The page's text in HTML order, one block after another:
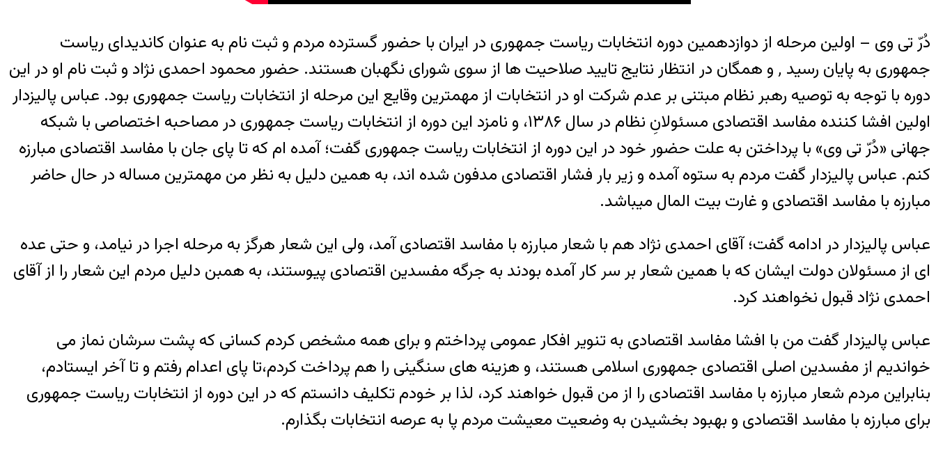
دُرّ تی وی – اولین مرحله از دوازدهمین دوره انتخابات ریاست جمهوری در ایران با حضور گسترده مردم و ثبت نام به عنوان کاندیدای ریاست
جمهوری به پایان رسید ٬ و همگان در انتظار نتایج تایید صلاحیت ها از سوی شورای نگهبان هستند. حضور محمود احمدی نژاد و ثبت نام او در این
دوره با توجه به توصیه رهبر نظام مبتنی بر عدم شرکت او در انتخابات از مهمترین وقایع این مرحله از انتخابات ریاست جمهوری بود. عباس پالیزدار
اولین افشا کننده مفاسد اقتصادی مسئولانِ نظام در سال ۱۳۸۶، و نامزد این دوره از انتخابات ریاست جمهوری در مصاحبه اختصاصی با شبکه
جهانی «دُرّ تی وی» با پرداختن به علت حضور خود در این دوره از انتخابات ریاست جمهوری گفت؛ آمده ام که تا پای جان با مفاسد اقتصادی مبارزه
کنم. عباس پالیزدار گفت مردم به ستوه آمده و زیر بار فشار اقتصادی مدفون شده اند، به همین دلیل به نظر من مهمترین مساله در حال حاضر
مبارزه با مفاسد اقتصادی و غارت بیت المال میباشد.
عباس پالیزدار در ادامه گفت؛ آقای احمدی نژاد هم با شعار مبارزه با مفاسد اقتصادی آمد، ولی این شعار هرگز به مرحله اجرا در نیامد، و حتی عده
ای از مسئولان دولت ایشان که با همین شعار بر سر کار آمده بودند به جرگه مفسدین اقتصادی پیوستند، به همبن دلیل مردم این شعار را از آقای
احمدی نژاد قبول نخواهند کرد.
عباس پالیزدار گفت من با افشا مفاسد اقتصادی به تنویر افکار عمومی پرداختم و برای همه مشخص کردم کسانی که پشت سرشان نماز می
خواندیم از مفسدین اصلی اقتصادی جمهوری اسلامی هستند، و هزینه های سنگینی را هم پرداخت کردم،تا پای اعدام رفتم و تا آخر ایستادم،
بنابراین مردم شعار مبارزه با مفاسد اقتصادی را از من قبول خواهند کرد، لذا بر خودم تکلیف دانستم که در این دوره از انتخابات ریاست جمهوری
برای مبارزه با مفاسد اقتصادی و بهبود بخشیدن به وضعیت معیشت مردم پا به عرصه انتخابات بگذارم.